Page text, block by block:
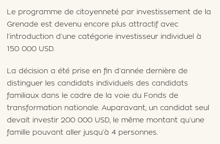
Le programme de citoyenneté par investissement de la
Grenade est devenu encore plus attractif avec
l’introduction d’une catégorie investisseur individuel à
150 000 USD.
La décision a été prise en fin d’année dernière de
distinguer les candidats individuels des candidats
familiaux dans le cadre de la voie du Fonds de
transformation nationale. Auparavant, un candidat seul
devait investir 200 000 USD, le même montant qu’une
famille pouvant aller jusqu’à 4 personnes.